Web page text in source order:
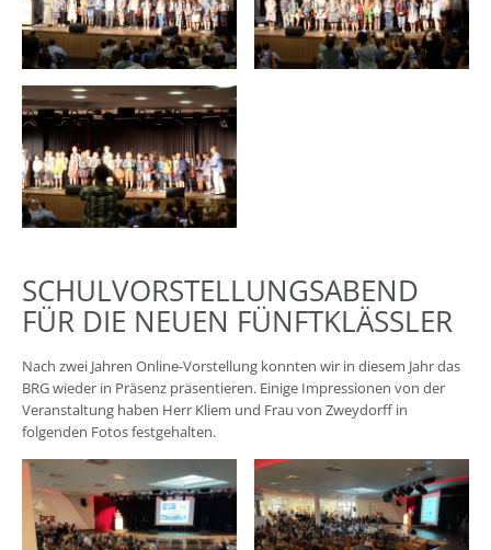
SCHULVORSTELLUNGSABEND
FÜR DIE NEUEN FÜNFTKLÄSSLER
Nach zwei Jahren Online-Vorstellung konnten wir in diesem Jahr das
BRG wieder in Präsenz präsentieren. Einige Impressionen von der
Veranstaltung haben Herr Kliem und Frau von Zweydorff in
folgenden Fotos festgehalten.